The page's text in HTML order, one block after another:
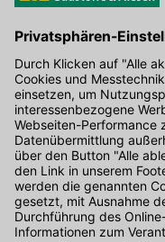
Hier gibt's die kostenlose
Kontakt
Unser Onlineshop Team
Uhr unter der
Alternativ können Sie unser